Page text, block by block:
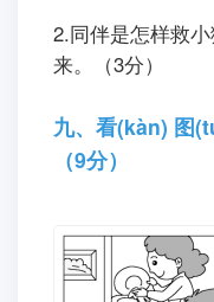
2.同伴是怎样救小
来。（3分）
九、看(kàn) 图
（9分）